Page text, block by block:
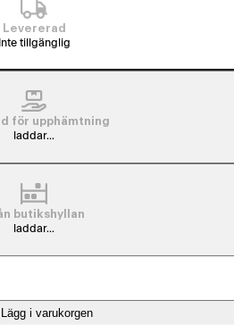
Levererad
Inte tillgänglig
för upphämtning
laddar...
butikshyllan
laddar...
Lägg i varukorgen